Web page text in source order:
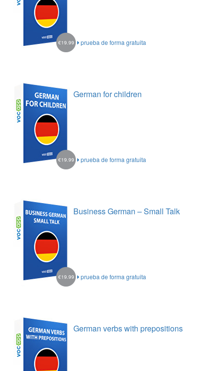
prueba de forma gratuita
€19.99
German for children
prueba de forma gratuita
€19.99
Business German – Small Talk
prueba de forma gratuita
€19.99
German verbs with prepositions